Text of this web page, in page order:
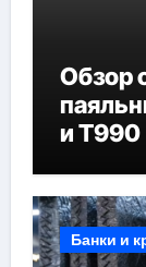
Обзор
и T990
Банки и